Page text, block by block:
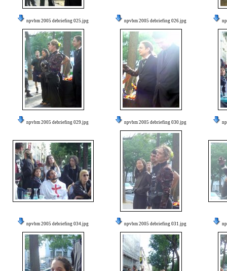
npvbm 2005 debriefing 025.jpg npvbm 2005 debriefing 026.jpg
npvbm 2005 debriefing 029.jpg npvbm 2005 debriefing 030.jpg
npvbm 2005 debriefing 034.jpg npvbm 2005 debriefing 031.jpg